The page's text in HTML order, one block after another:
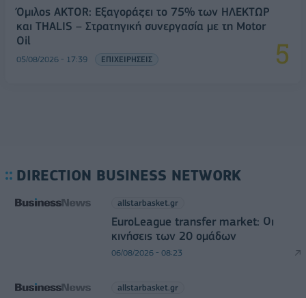
Όμιλος AKTOR: Εξαγοράζει το 75% των ΗΛΕΚΤΩΡ
και THALIS – Στρατηγική συνεργασία με τη Motor
Oil
05/08/2026 - 17:39 ΕΠΙΧΕΙΡΗΣΕΙΣ
DIRECTION BUSINESS NETWORK
allstarbasket.gr
EuroLeague transfer market: Οι
κινήσεις των 20 ομάδων
06/08/2026 - 08:23
allstarbasket.gr